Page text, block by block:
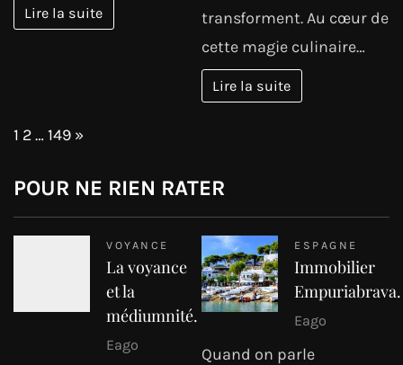
Lire la suite
transforment. Au cœur de
cette magie culinaire…
Lire la suite
Page:
1 2…149 Next
»
POUR NE RIEN RATER
VOYANCE
La voyance
et la
médiumnité.
Eago
ESPAGNE
Immobilier
Empuriabrava.
Eago
Quand on parle